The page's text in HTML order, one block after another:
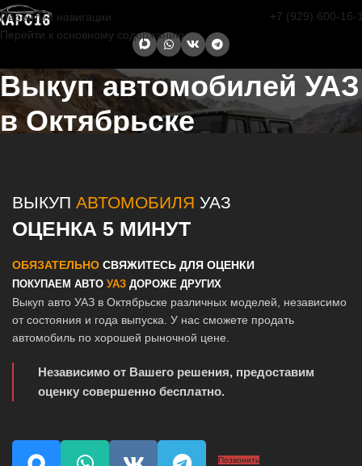
Перейти к навигации
Перейти к основному содержанию
+7 (929) 600-16-
Выкуп автомобилей УАЗ
в Октябрьске
ВЫКУП АВТОМОБИЛЯ УАЗ
ОЦЕНКА 5 МИНУТ
ОБЯЗАТЕЛЬНО СВЯЖИТЕСЬ ДЛЯ ОЦЕНКИ
ПОКУПАЕМ АВТО УАЗ ДОРОЖЕ ДРУГИХ
Выкуп авто УАЗ в Октябрьске различных моделей, независимо
от состояния и года выпуска. У нас сможете продать
автомобиль по хорошей рыночной цене.
Независимо от Вашего решения, предоставим
оценку совершенно бесплатно.
Позвонить